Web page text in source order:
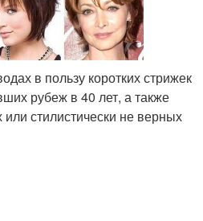
в пользу коротких стрижек
рубеж в 40 лет, а также
стилистически не верных